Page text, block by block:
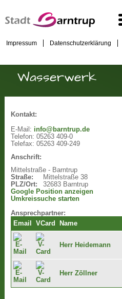
Impressum Datenschutzerklärung
Wasserwerk
Kontakt:
E-Mail: info@barntrup.de
Telefon: 05263 409-0
Telefax: 05263 409-249
Anschrift:
Mittelstraße - Barntrup
Straße:
Mittelstraße 38
PLZ/Ort:
32683 Barntrup
Google Position anzeigen
Umkreissuche starten
Ansprechpartner:
Email
VCard Name
Herr Heidemann
Herr Zöllner